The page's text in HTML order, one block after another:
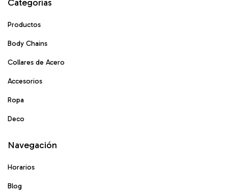
Categorías
Productos
Body Chains
Collares de Acero
Accesorios
Ropa
Deco
Navegación
Horarios
Blog